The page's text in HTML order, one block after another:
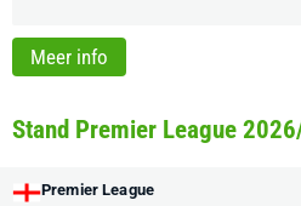
Meer info
Stand Premier League
Premier League